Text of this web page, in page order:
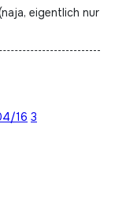
16 3